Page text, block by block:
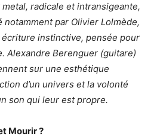
radicale et intransigeante,
par Olivier Lolmède,
instinctive, pensée pour
Alexandre Berenguer (guitare)
sur une esthétique
d’un univers et la volonté
son qui leur est propre.
Mourir ?